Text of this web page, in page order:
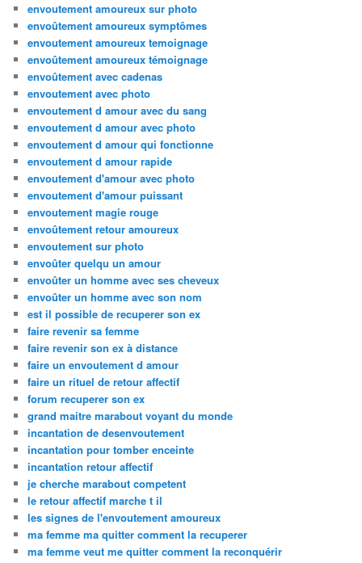
envoutement amoureux sur photo
envoûtement amoureux symptômes
envoutement amoureux temoignage
envoûtement amoureux témoignage
envoûtement avec cadenas
envoutement avec photo
envoutement d amour avec du sang
envoutement d amour avec photo
envoutement d amour qui fonctionne
envoutement d amour rapide
envoutement d'amour avec photo
envoutement d'amour puissant
envoutement magie rouge
envoûtement retour amoureux
envoutement sur photo
envoûter quelqu un amour
envoûter un homme avec ses cheveux
envoûter un homme avec son nom
est il possible de recuperer son ex
faire revenir sa femme
faire revenir son ex à distance
faire un envoutement d amour
faire un rituel de retour affectif
forum recuperer son ex
grand maitre marabout voyant du monde
incantation de desenvoutement
incantation pour tomber enceinte
incantation retour affectif
je cherche marabout competent
le retour affectif marche t il
les signes de l'envoutement amoureux
ma femme ma quitter comment la recuperer
ma femme veut me quitter comment la reconquérir